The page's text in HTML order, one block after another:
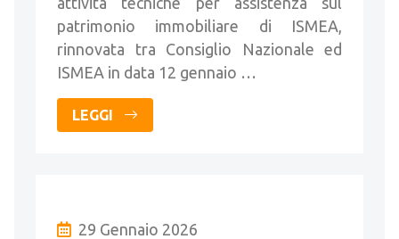
patrimonio immobiliare di ISMEA,
rinnovata tra Consiglio Nazionale ed
ISMEA in data 12 gennaio …
LEGGI
29 Gennaio 2026